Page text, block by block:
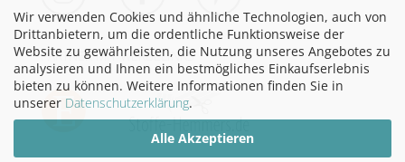
Wir verwenden Cookies und ähnliche Technologien, auch von
Drittanbietern, um die ordentliche Funktionsweise der
Website zu gewährleisten, die Nutzung unseres Angebotes zu
analysieren und Ihnen ein bestmögliches Einkaufserlebnis
bieten zu können. Weitere Informationen finden Sie in
unserer Datenschutzerklärung.
Alle Akzeptieren
PARTNER MIT WERBELINKS